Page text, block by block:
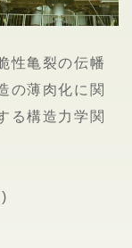
性亀裂の伝幡
の薄肉化に関
る構造力学関